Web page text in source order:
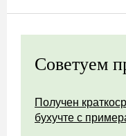
Советуем
Получен
бухучте с